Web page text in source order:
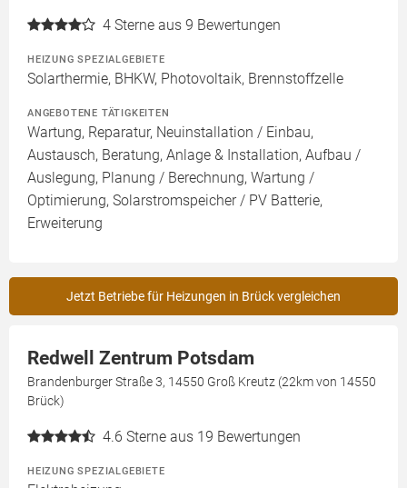
4 Sterne aus 9 Bewertungen
HEIZUNG SPEZIALGEBIETE
Solarthermie, BHKW, Photovoltaik, Brennstoffzelle
ANGEBOTENE TÄTIGKEITEN
Wartung, Reparatur, Neuinstallation / Einbau,
Austausch, Beratung, Anlage & Installation, Aufbau /
Auslegung, Planung / Berechnung, Wartung /
Optimierung, Solarstromspeicher / PV Batterie,
Erweiterung
Jetzt Betriebe für Heizungen in Brück vergleichen
Redwell Zentrum Potsdam
Brandenburger Straße 3, 14550 Groß Kreutz (22km von 14550
Brück)
4.6 Sterne aus 19 Bewertungen
HEIZUNG SPEZIALGEBIETE